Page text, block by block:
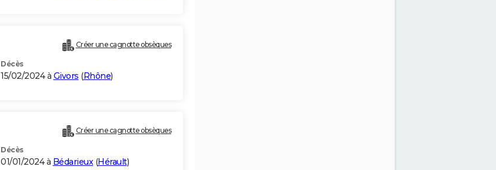
Créer une cagnotte obsèques
Décès
15/02/2024 à Givors (Rhône)
Créer une cagnotte obsèques
Décès
01/01/2024 à Bédarieux(Hérault)